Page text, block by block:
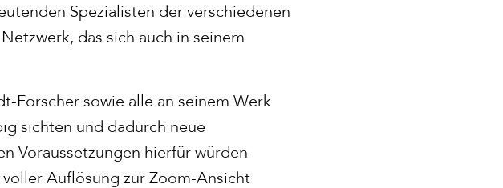
Spezialisten der verschiedenen
das sich auch in seinem
Forscher sowie alle an seinem Werk
sichten und dadurch neue
Voraussetzungen hierfür würden
Auflösung zur Zoom-Ansicht